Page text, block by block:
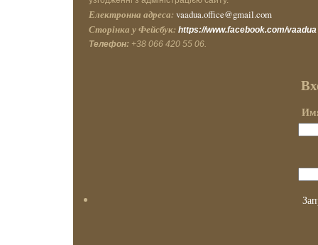
Електронна адреса: vaadua.office@gmail.com
Сторінка у Фейсбук: https://www.facebook.com/vaadua
Телефон: +38 066 420 55 06.